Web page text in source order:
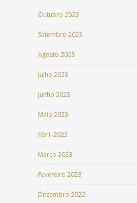
Outubro 2023
Setembro 2023
Agosto 2023
Julho 2023
Junho 2023
Maio 2023
Abril 2023
Março 2023
Fevereiro 2023
Dezembro 2022